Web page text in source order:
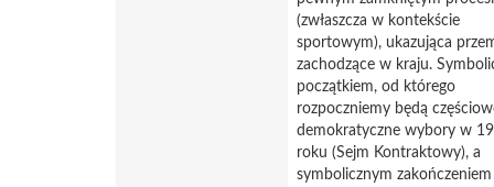
(zwłaszcza w kontekście
sportowym), ukazująca
zachodzące w kraju.
początkiem, od którego
rozpoczniemy będą
demokratyczne wybory w
roku (Sejm Kontraktowy), a
symbolicznym zakończeniem